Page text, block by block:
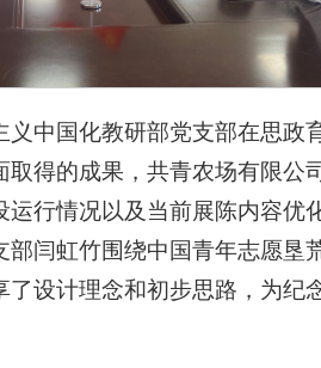
中国化教研部党支部在思政
得的成果，共青农场有限公
行情况以及当前展陈内容优
闫虹竹围绕中国青年志愿垦
设计理念和初步思路，为纪